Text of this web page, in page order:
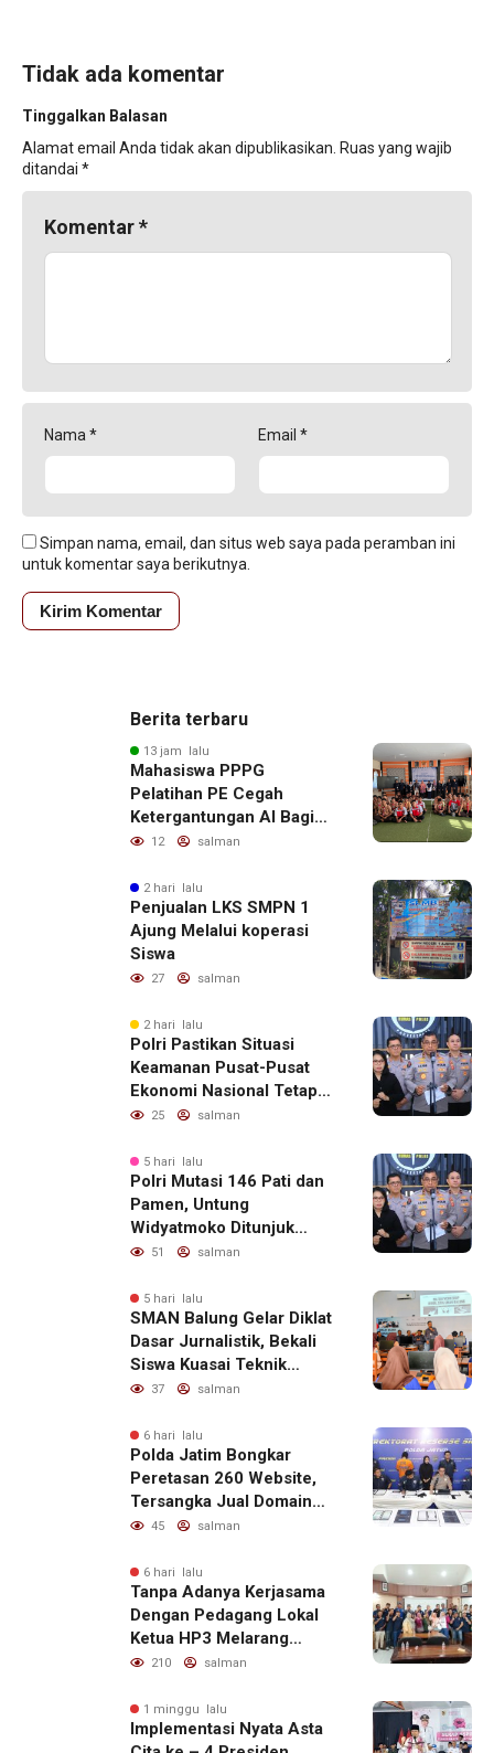
Tidak ada komentar
Tinggalkan Balasan
Alamat email Anda tidak akan dipublikasikan. Ruas yang wajib
ditandai *
Komentar*
Nama * Email *
Simpan nama, email, dan situs web saya pada peramban ini
untuk komentar saya berikutnya.
Berita terbaru
13 jam lalu
Mahasiswa PPPG
Pelatihan PE Cegah
Ketergantungan AI Bagi
12 salman
2 hari lalu
Penjualan LKS SMPN 1
Ajung Melalui koperasi
Siswa
27 salman
2 hari lalu
Polri Pastikan Situasi
Keamanan Pusat-Pusat
Ekonomi Nasional Tetap
Kondusif
25 salman
5 hari lalu
Polri Mutasi 146 Pati dan
Pamen, Untung
Widyatmoko Ditunjuk
sebagai Kadivhubinter
51 salman
5 hari lalu
SMAN Balung Gelar Diklat
Dasar Jurnalistik, Bekali
Siswa Kuasai Teknik
Menulis Berita yang
37 salman
6 hari lalu
Polda Jatim Bongkar
Peretasan 260 Website,
Tersangka Jual Domain
untuk Promosi Judi Online
45 salman
6 hari lalu
Tanpa Adanya Kerjasama
Dengan Pedagang Lokal
Ketua HP3 Melarang
Aktifitas Pedagang Ikan
Pelabuhan
210 salman
1 minggu lalu
Implementasi Nyata Asta